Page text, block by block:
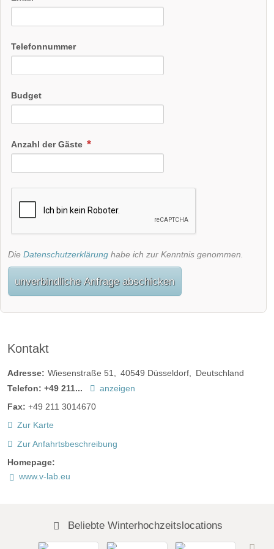
Telefonnummer
Budget
Anzahl der Gäste
Die Datenschutzerklärung habe ich zur Kenntnis genommen.
unverbindliche Anfrage abschicken
Kontakt
Adresse: Wiesenstraße 51 40549 Düsseldorf
Deutschland
Telefon: +49 211...
anzeigen
Fax: +49 211 3014670
Zur Karte
Zur Anfahrtsbeschreibung
Homepage:
www.v-lab.eu
Beliebte Winterhochzeitslocations